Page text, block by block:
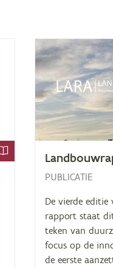
PUBLICATIE
De vierde
rapport staat
teken van
focus op de
de eerste